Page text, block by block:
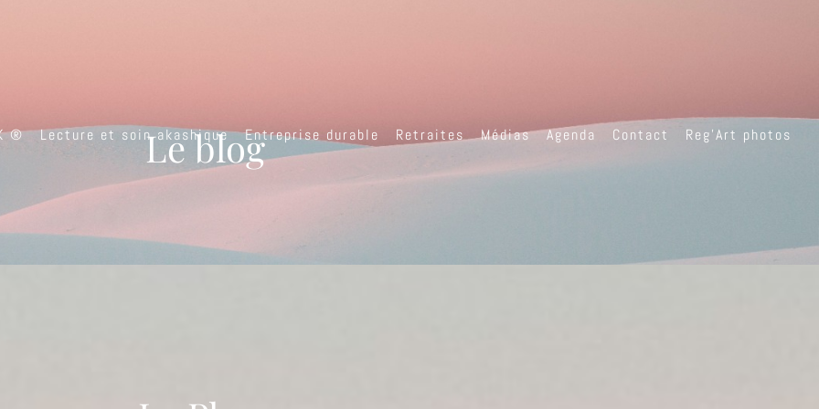
® Lecture et soin akashique Entreprise durable Retraites Médias Agenda Contact Reg’Art photos
Le blog